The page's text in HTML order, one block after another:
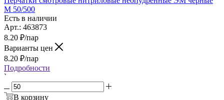
M 50/500
Есть в наличии
Арт.: 463873
8.20 ₽/пар
Варианты цен
8.20 ₽/пар
Подробности
`
В корзину